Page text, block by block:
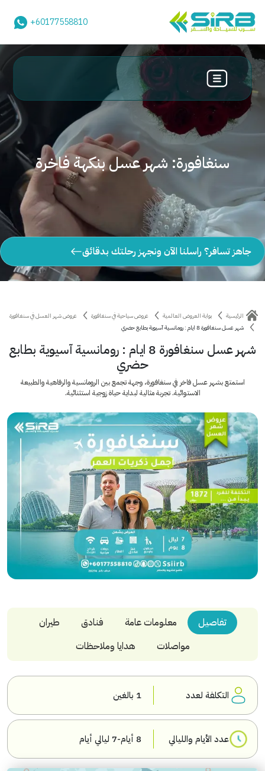
+60177558810
سنغافورة: شهر عسل بنكهة فاخرة
جاهز تسافر؟ راسلنا الآن ونجهز رحلتك بدقائق
الرئيسية بوابة العروض العالمية عروض سياحية في سنغافورة
عروض شهر العسل في سنغافورة
شهر عسل سنغافورة 8 ايام : رومانسية آسيوية بطابع حضري
شهر عسل سنغافورة 8 ايام : رومانسية آسيوية بطابع
حضري
استمتع بشهر عسل فاخر في سنغافورة، وجهة تجمع بين الرومانسية والرفاهية والطبيعة
الاستوائية. تجربة مثالية لبداية حياة زوجية استثنائية.
تفاصيل معلومات عامة فنادق
طيران
مواصلات
هدايا وملاحظات
التكلفة لعدد 1 بالغين
عدد الأيام والليالي 8 أيام-7 ليالي أيام